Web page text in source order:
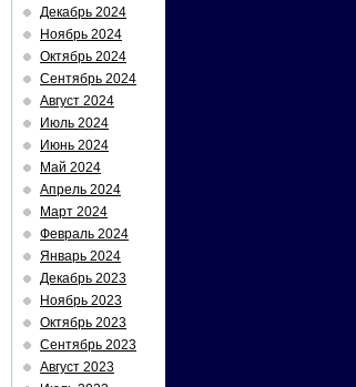
Декабрь 2024
Ноябрь 2024
Октябрь 2024
Сентябрь 2024
Август 2024
Июль 2024
Июнь 2024
Май 2024
Апрель 2024
Март 2024
Февраль 2024
Январь 2024
Декабрь 2023
Ноябрь 2023
Октябрь 2023
Сентябрь 2023
Август 2023